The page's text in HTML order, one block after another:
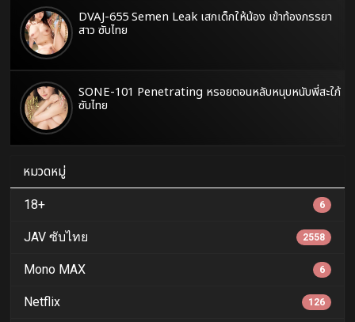
DVAJ-655 Semen Leak เสกเด็กให้น้อง เข้าท้องภรรยา
สาว ซับไทย
SONE-101 Penetrating หรอยตอนหลับหนุบหนับพี่สะใภ้
ซับไทย
หมวดหมู่
18+ 6
JAV ซับไทย 2558
Mono MAX 6
Netflix 126